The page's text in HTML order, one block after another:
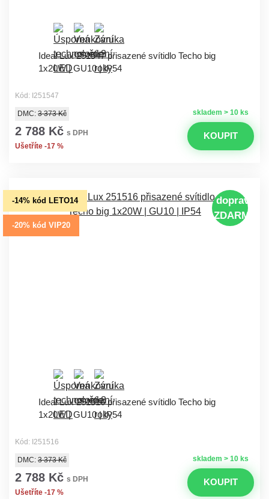
Ideal Lux 251547 přisazené svítidlo Techo big
1x20W | GU10 | IP54
Kód: I251547
skladem > 10 ks
DMC: 3 373 Kč
2 788 Kč s DPH
Ušetříte -17 %
KOUPIT
-14% kód LETO14
-20% kód VIP20
doprava
ZDARMA
Ideal Lux 251516 přisazené svítidlo Techo big
1x20W | GU10 | IP54
Kód: I251516
skladem > 10 ks
DMC: 3 373 Kč
2 788 Kč s DPH
Ušetříte -17 %
KOUPIT